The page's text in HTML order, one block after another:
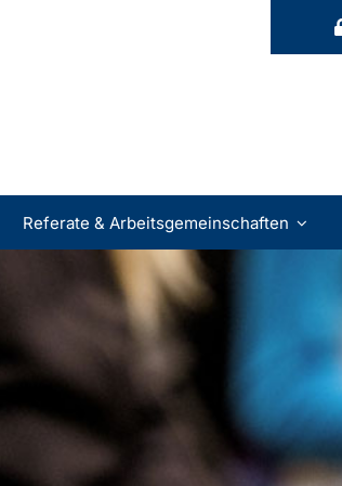
Referate & Arbeitsgemeinschaften